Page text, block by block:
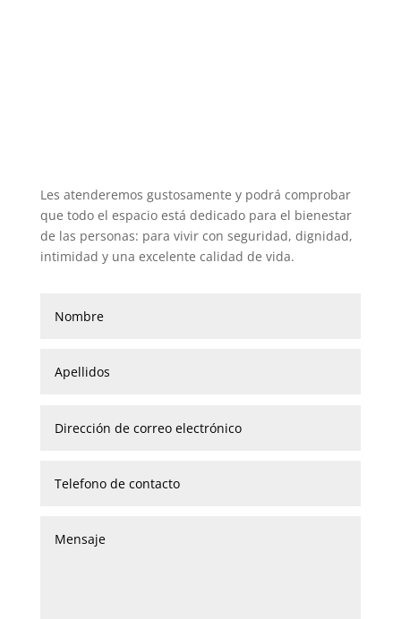
Les atenderemos gustosamente y podrá comprobar
que todo el espacio está dedicado para el bienestar
de las personas: para vivir con seguridad, dignidad,
intimidad y una excelente calidad de vida.